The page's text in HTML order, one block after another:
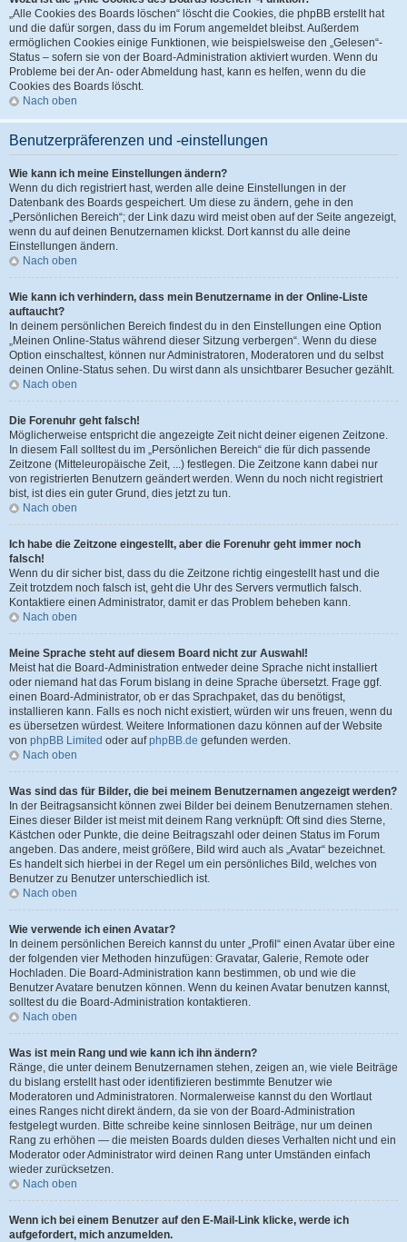
„Alle Cookies des Boards löschen“ löscht die Cookies, die phpBB erstellt hat
und die dafür sorgen, dass du im Forum angemeldet bleibst. Außerdem
ermöglichen Cookies einige Funktionen, wie beispielsweise den „Gelesen“-
Status – sofern sie von der Board-Administration aktiviert wurden. Wenn du
Probleme bei der An- oder Abmeldung hast, kann es helfen, wenn du die
Cookies des Boards löscht.
Nach oben
Benutzerpräferenzen und -einstellungen
Wie kann ich meine Einstellungen ändern?
Wenn du dich registriert hast, werden alle deine Einstellungen in der
Datenbank des Boards gespeichert. Um diese zu ändern, gehe in den
„Persönlichen Bereich“; der Link dazu wird meist oben auf der Seite angezeigt,
wenn du auf deinen Benutzernamen klickst. Dort kannst du alle deine
Einstellungen ändern.
Nach oben
Wie kann ich verhindern, dass mein Benutzername in der Online-Liste
auftaucht?
In deinem persönlichen Bereich findest du in den Einstellungen eine Option
„Meinen Online-Status während dieser Sitzung verbergen“. Wenn du diese
Option einschaltest, können nur Administratoren, Moderatoren und du selbst
deinen Online-Status sehen. Du wirst dann als unsichtbarer Besucher gezählt.
Nach oben
Die Forenuhr geht falsch!
Möglicherweise entspricht die angezeigte Zeit nicht deiner eigenen Zeitzone.
In diesem Fall solltest du im „Persönlichen Bereich“ die für dich passende
Zeitzone (Mitteleuropäische Zeit, ...) festlegen. Die Zeitzone kann dabei nur
von registrierten Benutzern geändert werden. Wenn du noch nicht registriert
bist, ist dies ein guter Grund, dies jetzt zu tun.
Nach oben
Ich habe die Zeitzone eingestellt, aber die Forenuhr geht immer noch
falsch!
Wenn du dir sicher bist, dass du die Zeitzone richtig eingestellt hast und die
Zeit trotzdem noch falsch ist, geht die Uhr des Servers vermutlich falsch.
Kontaktiere einen Administrator, damit er das Problem beheben kann.
Nach oben
Meine Sprache steht auf diesem Board nicht zur Auswahl!
Meist hat die Board-Administration entweder deine Sprache nicht installiert
oder niemand hat das Forum bislang in deine Sprache übersetzt. Frage ggf.
einen Board-Administrator, ob er das Sprachpaket, das du benötigst,
installieren kann. Falls es noch nicht existiert, würden wir uns freuen, wenn du
es übersetzen würdest. Weitere Informationen dazu können auf der Website
von phpBB Limited oder aufphpBB.de gefunden werden.
Nach oben
Was sind das für Bilder, die bei meinem Benutzernamen angezeigt werden?
In der Beitragsansicht können zwei Bilder bei deinem Benutzernamen stehen.
Eines dieser Bilder ist meist mit deinem Rang verknüpft: Oft sind dies Sterne,
Kästchen oder Punkte, die deine Beitragszahl oder deinen Status im Forum
angeben. Das andere, meist größere, Bild wird auch als „Avatar“ bezeichnet.
Es handelt sich hierbei in der Regel um ein persönliches Bild, welches von
Benutzer zu Benutzer unterschiedlich ist.
Nach oben
Wie verwende ich einen Avatar?
In deinem persönlichen Bereich kannst du unter „Profil“ einen Avatar über eine
der folgenden vier Methoden hinzufügen: Gravatar, Galerie, Remote oder
Hochladen. Die Board-Administration kann bestimmen, ob und wie die
Benutzer Avatare benutzen können. Wenn du keinen Avatar benutzen kannst,
solltest du die Board-Administration kontaktieren.
Nach oben
Was ist mein Rang und wie kann ich ihn ändern?
Ränge, die unter deinem Benutzernamen stehen, zeigen an, wie viele Beiträge
du bislang erstellt hast oder identifizieren bestimmte Benutzer wie
Moderatoren und Administratoren. Normalerweise kannst du den Wortlaut
eines Ranges nicht direkt ändern, da sie von der Board-Administration
festgelegt wurden. Bitte schreibe keine sinnlosen Beiträge, nur um deinen
Rang zu erhöhen — die meisten Boards dulden dieses Verhalten nicht und ein
Moderator oder Administrator wird deinen Rang unter Umständen einfach
wieder zurücksetzen.
Nach oben
Wenn ich bei einem Benutzer auf den E-Mail-Link klicke, werde ich
aufgefordert, mich anzumelden.